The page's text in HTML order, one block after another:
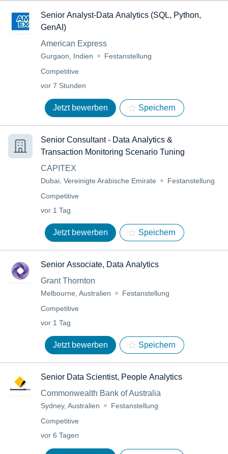
Senior Analyst-Data Analytics (SQL, Python,
GenAI)
American Express
Gurgaon, Indien
Festanstellung
Competitive
vor 7 Stunden
Jetzt bewerben Speichern
Senior Consultant - Data Analytics &
Transaction Monitoring Scenario Tuning
CAPITEX
Dubai, Vereinigte Arabische Emirate
Festanstellung
Competitive
vor 1 Tag
Jetzt bewerben Speichern
Senior Associate, Data Analytics
Grant Thornton
Melbourne, Australien
Festanstellung
Competitive
vor 1 Tag
Jetzt bewerben Speichern
Senior Data Scientist, People Analytics
Commonwealth Bank of Australia
Sydney, Australien
Festanstellung
Competitive
vor 6 Tagen